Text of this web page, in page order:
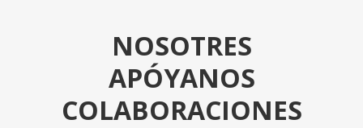
NOSOTRES
APÓYANOS
COLABORACIONES